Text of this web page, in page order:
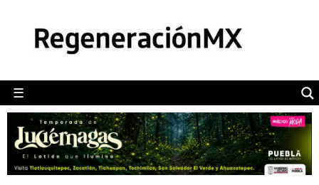
☰
POLÍTICA
CAMALEÓN
OPINIÓN
DEPORTES